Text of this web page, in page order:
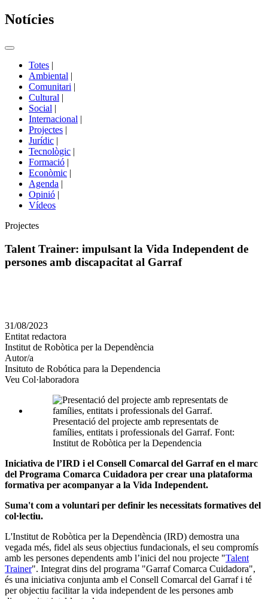
Notícies
Commutador
portals
Totes |
Ambiental |
Comunitari |
Cultural |
Social |
Internacional |
Projectes |
Jurídic |
Tecnològic |
Formació |
Econòmic |
Agenda |
Opinió |
Vídeos
Àmbit
la
Projectes
Talent Trainer: impulsant la Vida Independent de
persones amb discapacitat al Garraf
en
altres
xarxes
socials
31/08/2023
Entitat redactora
Institut de Robòtica per la Dependència
Autor/a
Insituto de Robótica para la Dependencia
Veu Col·laboradora
Presentació del projecte amb representats de
famílies, entitats i professionals del Garraf. Font:
Institut de Robòtica per la Dependencia
Iniciativa de l’IRD i el Consell Comarcal del Garraf en el marc
del Programa Comarca Cuidadora per crear una plataforma
formativa per acompanyar a la Vida Independent.
Suma't com a voluntari per definir les necessitats formatives del
col·lectiu.
L'Institut de Robòtica per la Dependència (IRD) demostra una
vegada més, fidel als seus objectius fundacionals, el seu compromís
amb les persones dependents amb l’inici del nou projecte "Talent
Trainer". Integrat dins del programa "Garraf Comarca Cuidadora",
és una iniciativa conjunta amb el Consell Comarcal del Garraf i té
per objectiu facilitar la vida independent de les persones amb